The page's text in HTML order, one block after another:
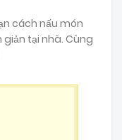
cách nấu món
giản tại nhà. Cùng